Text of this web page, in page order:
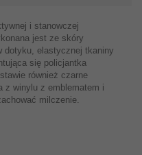
i stanowczej
jest ze skóry
dotyku, elastycznej tkaniny
się policjantka
również czarne
z winylu z emblematem i
milczenie.